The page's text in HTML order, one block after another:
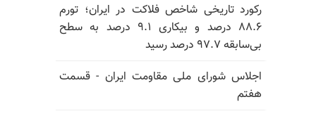
رکورد تاریخی شاخص فلاکت در ایران؛ تورم
۸۸.۶ درصد و بیکاری ۹.۱ درصد به سطح
بی‌سابقه ۹۷.۷ درصد رسید
اجلاس شورای ملی مقاومت ایران - قسمت
هفتم